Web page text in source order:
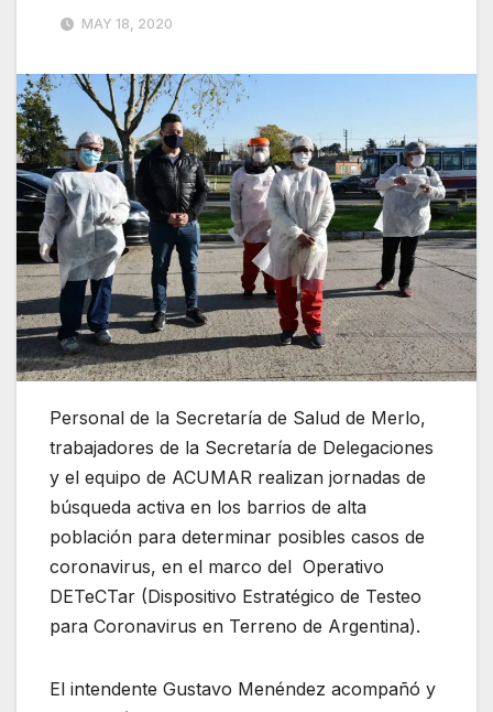
MAY 18, 2020
Personal de la Secretaría de Salud de Merlo,
trabajadores de la Secretaría de Delegaciones
y el equipo de ACUMAR realizan jornadas de
búsqueda activa en los barrios de alta
población para determinar posibles casos de
coronavirus, en el marco del Operativo
DETeCTar (Dispositivo Estratégico de Testeo
para Coronavirus en Terreno de Argentina).
El intendente Gustavo Menéndez acompañó y